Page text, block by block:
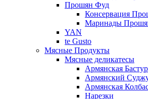
Прошян Фуд
Консервация
Маринады
YAN
te Gusto
Мясные Продукты
Мясные деликатесы
Армянская
Армянский
Армянская
Нарезки